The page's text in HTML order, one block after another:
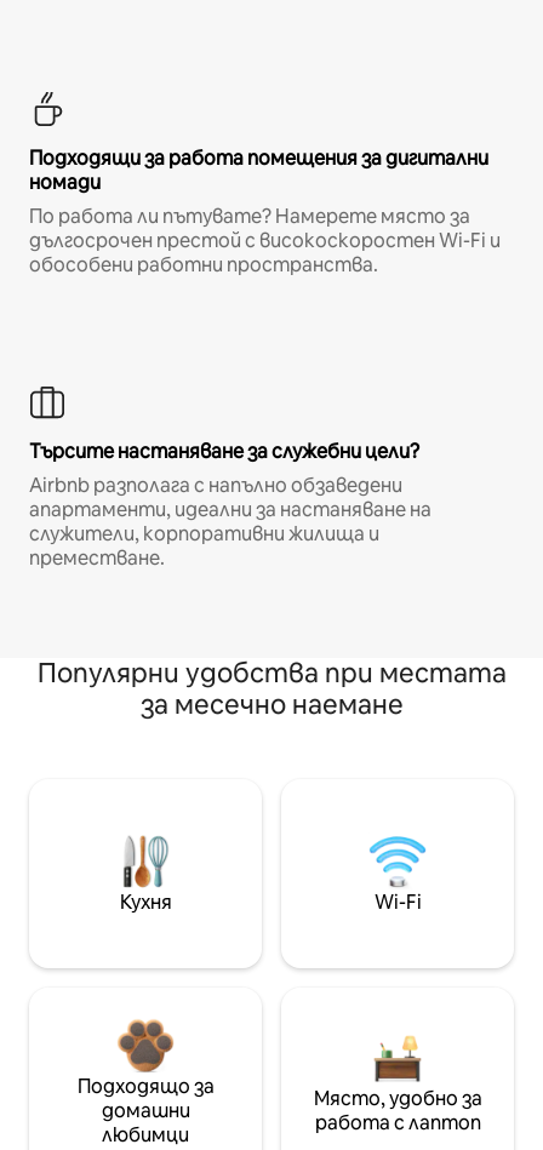
Подходящи за работа помещения за дигитални
номади
По работа ли пътувате? Намерете място за
дългосрочен престой с високоскоростен Wi-Fi и
обособени работни пространства.
Търсите настаняване за служебни цели?
Airbnb разполага с напълно обзаведени
апартаменти, идеални за настаняване на
служители, корпоративни жилища и
преместване.
Популярни удобства при местата
за месечно наемане
Кухня Wi-Fi
Подходящо за
домашни
любимци
Място, удобно за
работа с лаптоп